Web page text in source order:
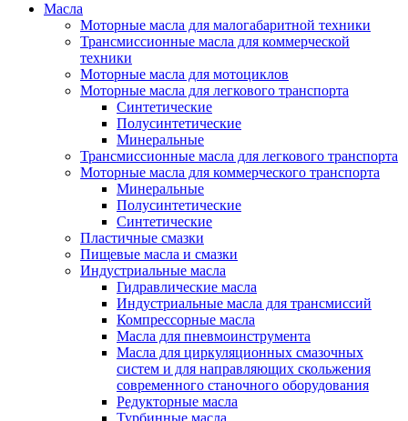
Масла
Моторные масла для малогабаритной техники
Трансмиссионные масла для коммерческой
техники
Моторные масла для мотоциклов
Моторные масла для легкового транспорта
Синтетические
Полусинтетические
Минеральные
Трансмиссионные масла для легкового транспорта
Моторные масла для коммерческого транспорта
Минеральные
Полусинтетические
Синтетические
Пластичные смазки
Пищевые масла и смазки
Индустриальные масла
Гидравлические масла
Индустриальные масла для трансмиссий
Компрессорные масла
Масла для пневмоинструмента
Масла для циркуляционных смазочных
систем и для направляющих скольжения
современного станочного оборудования
Редукторные масла
Турбинные масла